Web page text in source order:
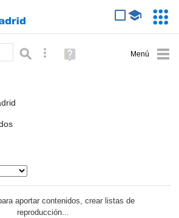
Búsqueda avanzada
Ayuda
(en
aportar contenidos, crear listas de
reproducción...